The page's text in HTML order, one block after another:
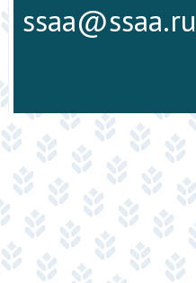
ssaa@ssaa.ru